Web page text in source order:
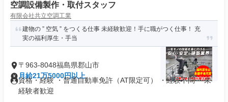
空調設備製作・取付スタッフ
有限会社共立空調工業
建物の ” 空気 ” をつくる仕事 未経験歓迎！手に職がつく仕事！ 充
実の福利厚生・手当
〒963-8048福島県郡山市
月給21万5000円以上
資格・経験 ・普通自動車免許（AT限定可） ・経験不問 ・未
経験者歓迎